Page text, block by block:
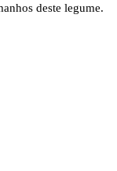
deste legume.